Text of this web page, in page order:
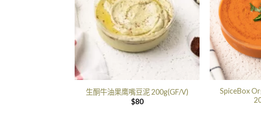
生酮牛油果鹰嘴豆泥 200g(GF/V)
$80
SpiceBox